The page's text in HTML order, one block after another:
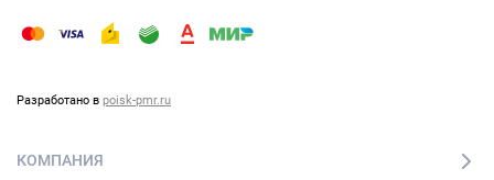
Разработано в poisk-pmr.ru
КОМПАНИЯ